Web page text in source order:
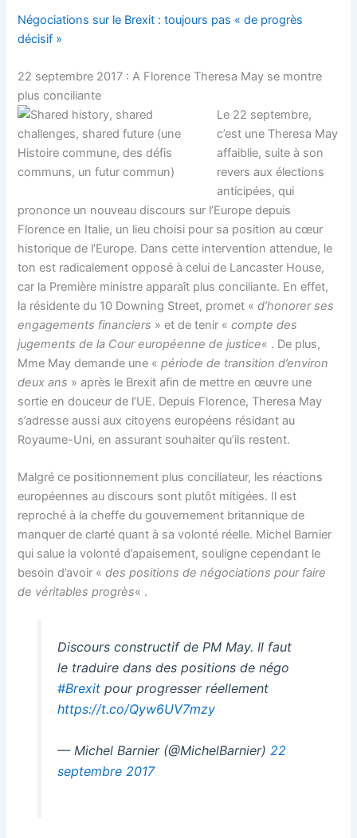
Négociations sur le Brexit : toujours pas « de progrès
décisif »
22 septembre 2017 : A Florence Theresa May se montre
plus conciliante
Le 22 septembre,
c’est une Theresa May
affaiblie, suite à son
revers aux élections
anticipées, qui
prononce un nouveau discours sur l’Europe depuis
Florence en Italie, un lieu choisi pour sa position au cœur
historique de l’Europe. Dans cette intervention attendue, le
ton est radicalement opposé à celui de Lancaster House,
car la Première ministre apparaît plus conciliante. En effet,
la résidente du 10 Downing Street, promet «d’honorer ses
engagements financiers » et de tenir «compte des
jugements de la Cour européenne de justice« . De plus,
Mme May demande une «période de transition d’environ
deux ans » après le Brexit afin de mettre en œuvre une
sortie en douceur de l’UE. Depuis Florence, Theresa May
s’adresse aussi aux citoyens européens résidant au
Royaume-Uni, en assurant souhaiter qu’ils restent.
Malgré ce positionnement plus conciliateur, les réactions
européennes au discours sont plutôt mitigées. Il est
reproché à la cheffe du gouvernement britannique de
manquer de clarté quant à sa volonté réelle. Michel Barnier
qui salue la volonté d’apaisement, souligne cependant le
besoin d’avoir «des positions de négociations pour faire
de véritables progrès« .
Discours constructif de PM May. Il faut
le traduire dans des positions de négo
#Brexitpour progresser réellement
https://t.co/Qyw6UV7mzy
— Michel Barnier (@MichelBarnier) 22
septembre 2017